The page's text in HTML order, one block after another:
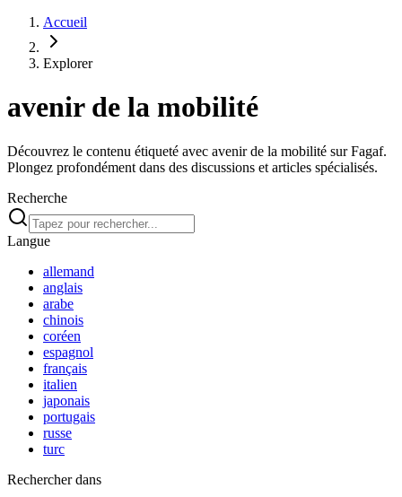
Accueil
Explorer
avenir de la mobilité
Découvrez le contenu étiqueté avec avenir de la mobilité sur Fagaf.
Plongez profondément dans des discussions et articles spécialisés.
Recherche
Langue
allemand
anglais
arabe
chinois
coréen
espagnol
français
italien
japonais
portugais
russe
turc
Rechercher dans